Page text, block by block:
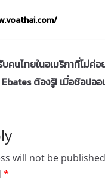
คนไทยในอเมริกาที่ไม่ค่อ
Ebates ต้องรู้! เมื่อช้อปออ
will not be
*